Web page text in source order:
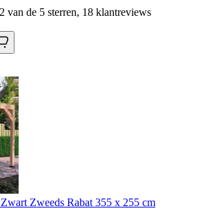
van de 5 sterren, 18 klantreviews
Zweeds Rabat 355 x 255 cm